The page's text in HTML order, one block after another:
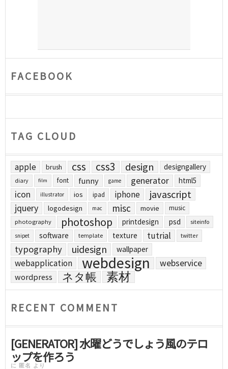
FACEBOOK
TAG CLOUD
apple brush css css3 design designgallery
diary film font funny game generator html5
icon illustrator ios ipad iphone javascript
jquery logodesign mac misc movie music
photography photoshop printdesign psd siteinfo
snipet software template texture tutrial twitter
typography uidesign wallpaper
webapplication webdesign webservice
wordpress ネタ帳 素材
RECENT COMMENT
[GENERATOR] 水曜どうでしょう風のテロ
ップを作ろう
に 匿名 より